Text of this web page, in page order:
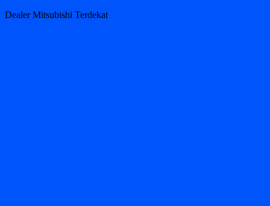
Dealer Mitsubishi Terdekat